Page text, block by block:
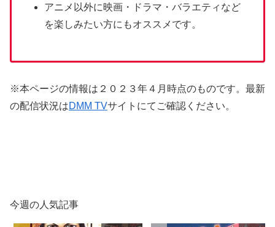
アニメ以外に映画・ドラマ・バラエティなど
を楽しみたい方にもオススメです。
※本ページの情報は２０２３年４月時点のものです。最新
の配信状況はDMM TVサイトにてご確認ください。
今週の人気記事